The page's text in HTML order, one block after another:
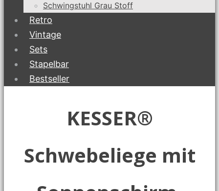
Schwingstuhl Grau Stoff
Retro
Vintage
Sets
Stapelbar
Bestseller
KESSER®
Schwebeliege mit